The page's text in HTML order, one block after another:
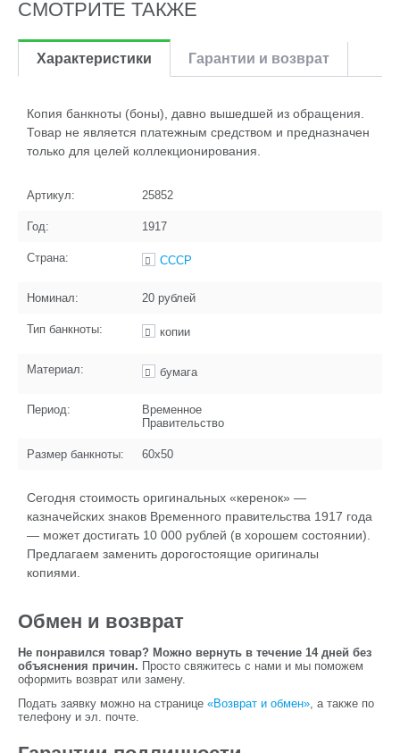
СМОТРИТЕ ТАКЖЕ
Характеристики Гарантии и возврат
Копия банкноты (боны), давно вышедшей из обращения.
Товар не является платежным средством и предназначен
только для целей коллекционирования.
Артикул: 25852
Год: 1917
Страна: СССР
Номинал: 20 рублей
Тип банкноты: копии
Материал: бумага
Период:
Временное
Правительство
Размер банкноты: 60х50
Сегодня стоимость оригинальных «керенок» —
казначейских знаков Временного правительства 1917 года
— может достигать 10 000 рублей (в хорошем состоянии).
Предлагаем заменить дорогостоящие оригиналы
копиями.
Обмен и возврат
Не понравился товар? Можно вернуть в течение 14 дней без
объяснения причин. Просто свяжитесь с нами и мы поможем
оформить возврат или замену.
Подать заявку можно на странице «Возврат и обмен», а также по
телефону и эл. почте.